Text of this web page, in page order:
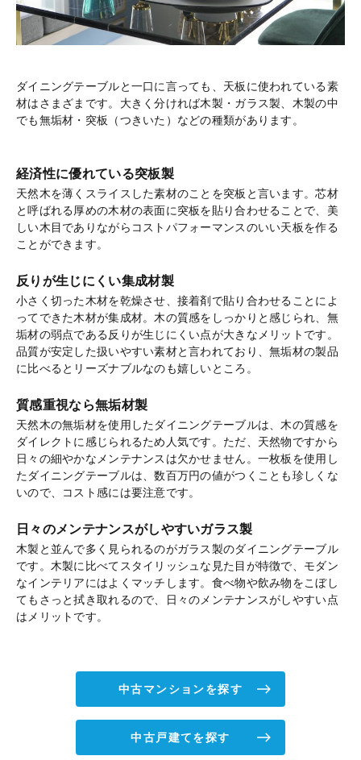
ダイニングテーブルと一口に言っても、天板に使われている素
材はさまざまです。大きく分ければ木製・ガラス製、木製の中
でも無垢材・突板（つきいた）などの種類があります。
経済性に優れている突板製
天然木を薄くスライスした素材のことを突板と言います。芯材
と呼ばれる厚めの木材の表面に突板を貼り合わせることで、美
しい木目でありながらコストパフォーマンスのいい天板を作る
ことができます。
反りが生じにくい集成材製
小さく切った木材を乾燥させ、接着剤で貼り合わせることによ
ってできた木材が集成材。木の質感をしっかりと感じられ、無
垢材の弱点である反りが生じにくい点が大きなメリットです。
品質が安定した扱いやすい素材と言われており、無垢材の製品
に比べるとリーズナブルなのも嬉しいところ。
質感重視なら無垢材製
天然木の無垢材を使用したダイニングテーブルは、木の質感を
ダイレクトに感じられるため人気です。ただ、天然物ですから
日々の細やかなメンテナンスは欠かせません。一枚板を使用し
たダイニングテーブルは、数百万円の値がつくことも珍しくな
いので、コスト感には要注意です。
日々のメンテナンスがしやすいガラス製
木製と並んで多く見られるのがガラス製のダイニングテーブル
です。木製に比べてスタイリッシュな見た目が特徴で、モダン
なインテリアにはよくマッチします。食べ物や飲み物をこぼし
てもさっと拭き取れるので、日々のメンテナンスがしやすい点
はメリットです。
中古マンションを探す
中古戸建てを探す